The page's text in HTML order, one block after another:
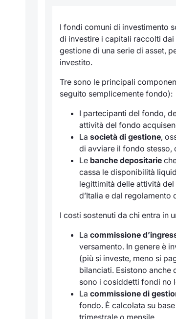
I fondi comuni di investimento
di investire i capitali raccolti
gestione di una serie di asset,
investito.
Tre sono le principali
seguito semplicemente fondo):
I partecipanti del fondo,
attività del fondo
La società di gestione,
di avviare il fondo
Le banche depositarie
cassa le disponibilità
legittimità delle attività
d’Italia e dal regolamento
I costi sostenuti da chi entra in
La commissione
versamento. In genere è
(più si investe, meno si
bilanciati. Esistono anche
sono i cosiddetti fondi no
La commissione di
fondo. È calcolata su
trimestrale o mensile.